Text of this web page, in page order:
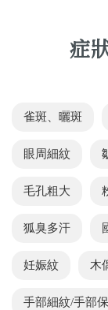
症
雀斑、曬斑
眼周細紋
毛孔粗大
狐臭多汗
妊娠紋 木
手部細紋/手部